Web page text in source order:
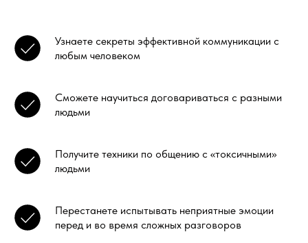
Узнаете секреты эффективной коммуникации с
любым человеком
Сможете научиться договариваться с разными
людьми
Получите техники по общению с «токсичными»
людьми
Перестанете испытывать неприятные эмоции
перед и во время сложных разговоров